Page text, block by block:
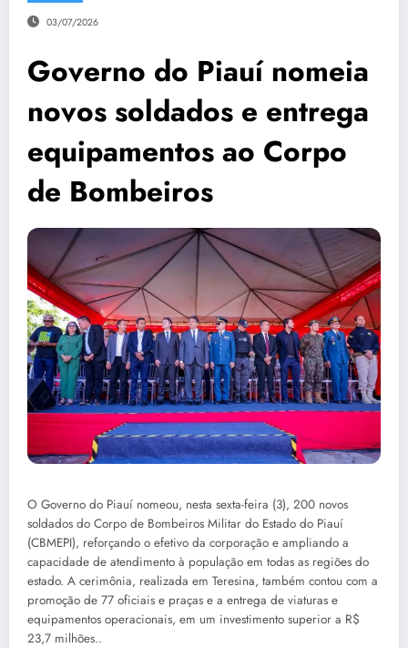
03/07/2026
Governo do Piauí nomeia
novos soldados e entrega
equipamentos ao Corpo
de Bombeiros
O Governo do Piauí nomeou, nesta sexta-feira (3), 200 novos
soldados do Corpo de Bombeiros Militar do Estado do Piauí
(CBMEPI), reforçando o efetivo da corporação e ampliando a
capacidade de atendimento à população em todas as regiões do
estado. A cerimônia, realizada em Teresina, também contou com a
promoção de 77 oficiais e praças e a entrega de viaturas e
equipamentos operacionais, em um investimento superior a R$
23,7 milhões..